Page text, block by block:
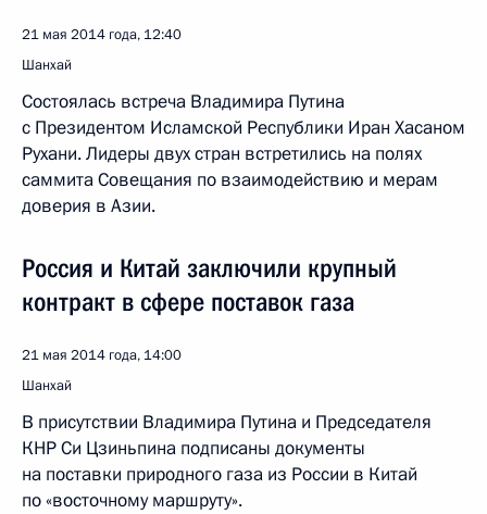
21 мая 2014 года, 12:40
Шанхай
Состоялась встреча Владимира Путина
с Президентом Исламской Республики Иран Хасаном
Рухани. Лидеры двух стран встретились на полях
саммита Совещания по взаимодействию и мерам
доверия в Азии.
Россия и Китай заключили крупный
контракт в сфере поставок газа
21 мая 2014 года, 14:00
Шанхай
В присутствии Владимира Путина и Председателя
КНР Си Цзиньпина подписаны документы
на поставки природного газа из России в Китай
по «восточному маршруту».